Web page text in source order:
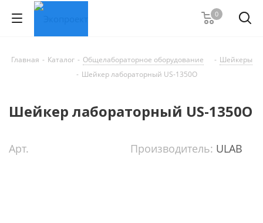
0
Главная - Каталог - Общелабораторное оборудование - Шейкеры
- Шейкер лабораторный US-1350O
Шейкер лабораторный US-1350O
Арт. Производитель: ULAB